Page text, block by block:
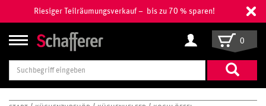
Riesiger Teilräumungsverkauf – bis zu 70 % sparen!
Suchbegriff
eingeben
0